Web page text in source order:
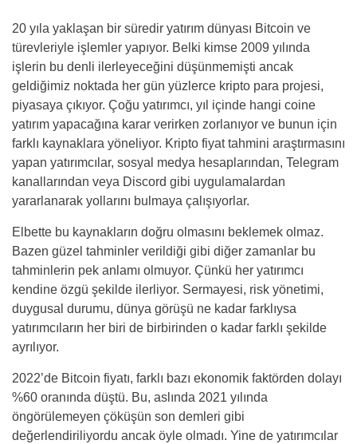
20 yıla yaklaşan bir süredir yatırım dünyası Bitcoin ve
türevleriyle işlemler yapıyor. Belki kimse 2009 yılında
işlerin bu denli ilerleyeceğini düşünmemişti ancak
geldiğimiz noktada her gün yüzlerce kripto para projesi,
piyasaya çıkıyor. Çoğu yatırımcı, yıl içinde hangi coine
yatırım yapacağına karar verirken zorlanıyor ve bunun için
farklı kaynaklara yöneliyor. Kripto fiyat tahmini araştırmasını
yapan yatırımcılar, sosyal medya hesaplarından, Telegram
kanallarından veya Discord gibi uygulamalardan
yararlanarak yollarını bulmaya çalışıyorlar.
Elbette bu kaynakların doğru olmasını beklemek olmaz.
Bazen güzel tahminler verildiği gibi diğer zamanlar bu
tahminlerin pek anlamı olmuyor. Çünkü her yatırımcı
kendine özgü şekilde ilerliyor. Sermayesi, risk yönetimi,
duygusal durumu, dünya görüşü ne kadar farklıysa
yatırımcıların her biri de birbirinden o kadar farklı şekilde
ayrılıyor.
2022’de Bitcoin fiyatı, farklı bazı ekonomik faktörden dolayı
%60 oranında düştü. Bu, aslında 2021 yılında
öngörülemeyen çöküşün son demleri gibi
değerlendiriliyordu ancak öyle olmadı. Yine de yatırımcılar